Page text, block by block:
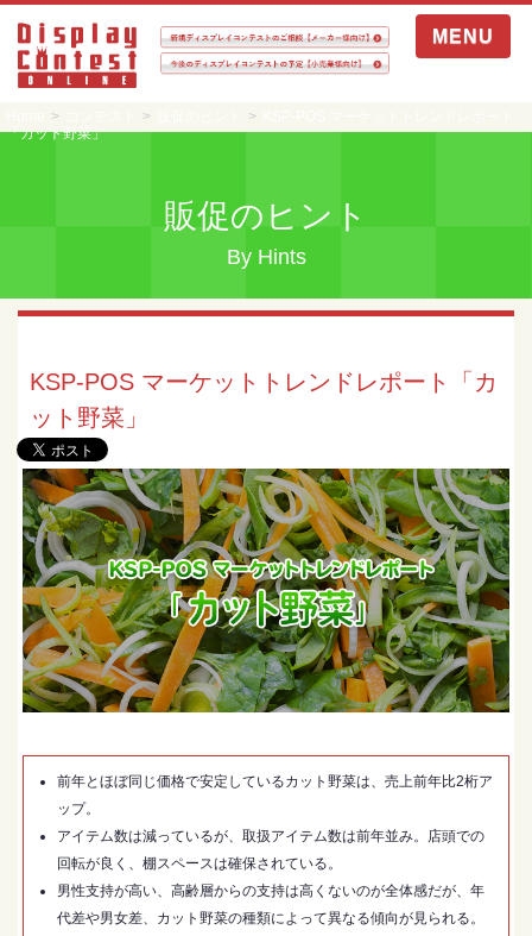
MENU
「カット野菜」
販促のヒント
By Hints
KSP-POS マーケットトレンドレポート「カ
ット野菜」
前年とほぼ同じ価格で安定しているカット野菜は、売上前年比2桁ア
ップ。
アイテム数は減っているが、取扱アイテム数は前年並み。店頭での
回転が良く、棚スペースは確保されている。
男性支持が高い、高齢層からの支持は高くないのが全体感だが、年
代差や男女差、カット野菜の種類によって異なる傾向が見られる。